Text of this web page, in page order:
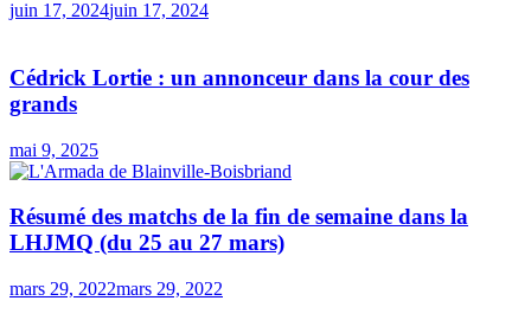
juin 17, 2024juin 17, 2024
Cédrick Lortie : un annonceur dans la cour des
grands
mai 9, 2025
Résumé des matchs de la fin de semaine dans la
LHJMQ (du 25 au 27 mars)
mars 29, 2022mars 29, 2022